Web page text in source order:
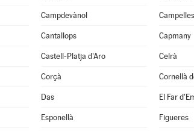
Campdevànol Campelles
Cantallops Capmany
Castell-Platja d'Aro Celrà
Corçà Cornellà
Das El Far
Esponellà Figueres